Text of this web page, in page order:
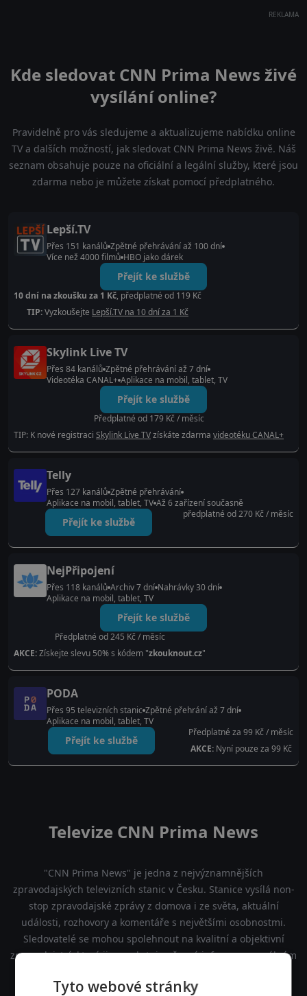
REKLAMA
Kde sledovat CNN Prima News živé
vysílání online?
Pravidelně pro vás sledujeme a aktualizujeme nabídku online
TV a dalších možností, jak sledovat CNN Prima News živě. Náš
seznam obsahuje pouze na oficiální a legální služby, které jsou
zdarma nebo je můžete získat pomocí předplatného.
Lepší.TV
Přes 151 kanálů Zpětné přehrávání až 100 dní
Více než 4000 filmů HBO jako dárek
Přejít ke službě
10 dní na zkoušku za 1 Kč, předplatné od 119 Kč
TIP:Vyzkoušejte Lepší.TV na 10 dní za 1 Kč
Skylink Live TV
Přes 84 kanálů Zpětné přehrávání až 7 dní
Videotéka CANAL+ Aplikace na mobil, tablet, TV
Přejít ke službě
Předplatné od 179 Kč / měsíc
TIP: K nové registraci Skylink Live TVzískáte zdarma videotéku CANAL+
Telly
Přes 127 kanálů Zpětné přehrávání
Aplikace na mobil, tablet, TV Až 6 zařízení současně
Přejít ke službě
předplatné od 270 Kč / měsíc
NejPřipojení
Přes 118 kanálů Archiv 7 dní Nahrávky 30 dní
Aplikace na mobil, tablet, TV
Přejít ke službě
Předplatné od 245 Kč / měsíc
AKCE:Získejte slevu 50% s kódem "zkouknout.cz"
PODA
Přes 95 televizních stanic Zpětné přehrání až 7 dní
Aplikace na mobil, tablet, TV
Přejít ke službě
Předplatné za 99 Kč / měsíc
AKCE:Nyní pouze za 99 Kč
Televize CNN Prima News
"CNN Prima News" je jedna z nejvýznamnějších
zpravodajských televizních stanic v Česku. Stanice vysílá non-
stop zpravodajské zprávy z domova i ze světa, aktuální
události, rozhovory a komentáře s největšími osobnostmi.
Sledovatelé se mohou spolehnout na kvalitní a objektivní
zpravodajství, které jim poskytuje přesné informace v reálném
Tyto webové stránky